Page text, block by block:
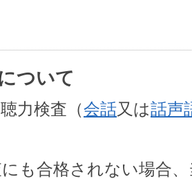
ついて
力検査（会話又は話声
も合格されない場合